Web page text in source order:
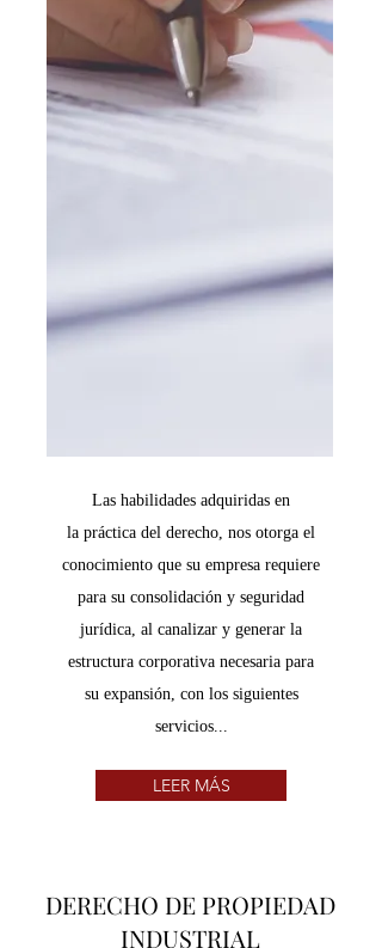
Las habilidades adquiridas en
la práctica del derecho, nos otorga el
conocimiento que su empresa requiere
para su consolidación y seguridad
jurídica, al canalizar y generar la
estructura corporativa necesaria para
su expansión, con los siguientes
servicios...
LEER MÁS
DERECHO DE PROPIEDAD
INDUSTRIAL